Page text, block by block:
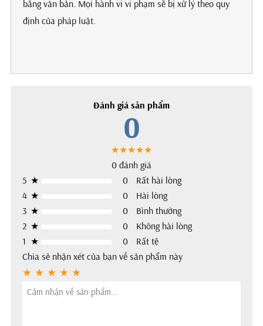
bằng văn bản. Mọi hành vi vi phạm sẽ bị xử lý theo quy
định của pháp luật.
Đánh giá sản phẩm
0
★★★★★
0 đánh giá
5 ★ 0
Rất hài lòng
4 ★ 0
Hài lòng
3 ★ 0
Bình thường
2 ★ 0
Không hài lòng
1 ★ 0
Rất tệ
Chia sẻ nhận xét của bạn về sản phẩm này